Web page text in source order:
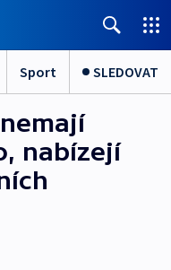
Sport SLEDOVAT
nabízejí